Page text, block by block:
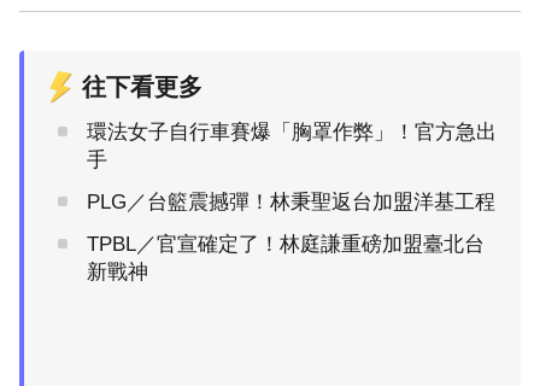
往下看更多
環法女子自行車賽爆「胸罩作弊」！官方急出
手
PLG／台籃震撼彈！林秉聖返台加盟洋基工程
TPBL／官宣確定了！林庭謙重磅加盟臺北台
新戰神